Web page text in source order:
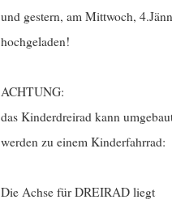
und gestern, am Mittwoch,
hochgeladen!
ACHTUNG:
das Kinderdreirad kann
werden zu einem Kinderfahrrad:
Die Achse für DREIRAD liegt